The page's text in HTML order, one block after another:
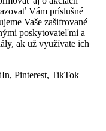
Vám príslušné
Vaše zašifrované
poskytovateľmi a
ak už využívate ich
Pinterest, TikTok